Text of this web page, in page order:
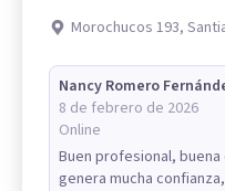
Morochucos 193,
Nancy Romero
8 de febrero de 2026
Online
Buen profesional,
genera mucha